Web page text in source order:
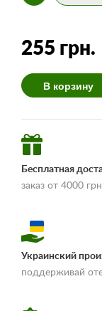
255 грн.
В корзину
Бесплатная
заказ от 4000 грн
Украинский
поддерживай